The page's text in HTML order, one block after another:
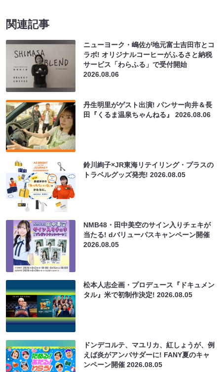
関連記事
ニューヨーク・嶋佐が地元富士吉田市とコ
ラボ! オリジナルコーヒーがふるさと納税
サービス「わらふる」で受付開始
2026.08.06
丹生明里がゲスト出演! パンサー向井＆長
田『くるま温泉ちゃんねる』2026.08.06
鈴川絢子×JR東海リテイリング・プラスの
トラベルグッズ発売!2026.08.05
NMB48・田中美空のサイン入りチェキが
当たる! dバリューパスキャンペーン開催
2026.08.05
松本人志企画・プロデュース『ドキュメン
タル』米で初制作決定!2026.08.05
ドンデコルテ、マユリカ、紅しょうが、例
えば炎がアンバサダーに! FANY夏のキャ
ンペーン開催2026.08.05